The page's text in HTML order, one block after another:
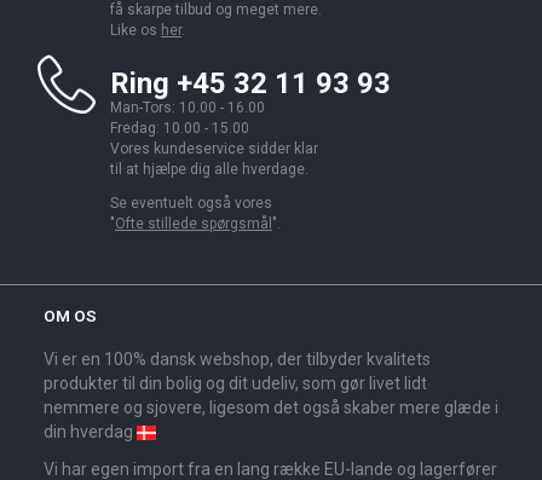
få skarpe tilbud og meget mere.
Like os her.
Ring +45 32 11 93 93
Man-Tors: 10.00 - 16.00
Fredag: 10.00 - 15.00
Vores kundeservice sidder klar
til at hjælpe dig alle hverdage.
Se eventuelt også vores
"Ofte stillede spørgsmål ".
OM OS
Vi er en 100% dansk webshop, der tilbyder kvalitets
produkter til din bolig og dit udeliv, som gør livet lidt
nemmere og sjovere, ligesom det også skaber mere glæde i
din hverdag
Vi har egen import fra en lang række EU-lande og lagerfører